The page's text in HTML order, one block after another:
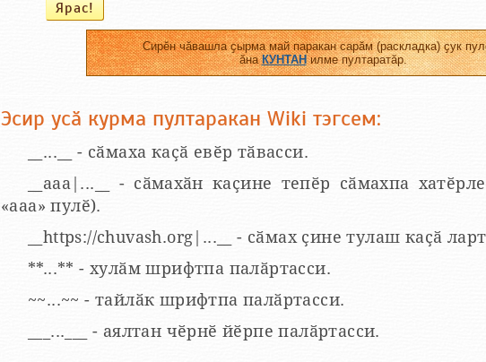
Сирӗн чӑвашла ҫырма май паракан сарӑм (раскладка) ҫук
ӑнаКУНТАНилме пултаратӑр.
Эсир усӑ курма пултаракан Wiki тэгсем:
__...__ - сӑмаха каҫӑ евӗр тӑвасси.
__aaa|...__ - сӑмахӑн каҫине тепӗр сӑмахпа
«ааа» пулӗ).
__https://chuvash.org|...__ - сӑмах ҫине тулаш каҫӑ
**...** - хулӑм шрифтпа палӑртасси.
~~...~~ - тайлӑк шрифтпа палӑртасси.
___...___ - аялтан чӗрнӗ йӗрпе палӑртасси.